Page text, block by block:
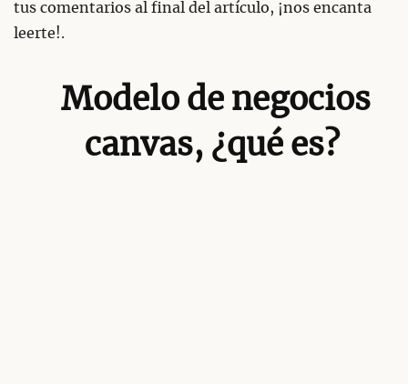
tus comentarios al final del artículo, ¡nos encanta
leerte!.
Modelo de negocios
canvas, ¿qué es?